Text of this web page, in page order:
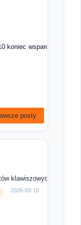
koniec wsparcia: co dalej
posty
klawiszowych
2026-03-10